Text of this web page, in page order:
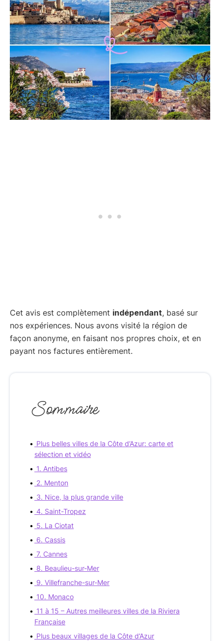
Cet avis est complètement indépendant, basé sur
nos expériences. Nous avons visité la région de
façon anonyme, en faisant nos propres choix, et en
payant nos factures entièrement.
Sommaire
Plus belles villes de la Côte d’Azur: carte et
sélection et vidéo
1. Antibes
2. Menton
3. Nice, la plus grande ville
4. Saint-Tropez
5. La Ciotat
6. Cassis
7. Cannes
8. Beaulieu-sur-Mer
9. Villefranche-sur-Mer
10. Monaco
11 à 15 – Autres meilleures villes de la Riviera
Française
Plus beaux villages de la Côte d’Azur